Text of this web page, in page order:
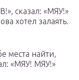
сказал: «МЯУ!»
хотел залаять.
места найти,
«МЯУ! МЯУ!»